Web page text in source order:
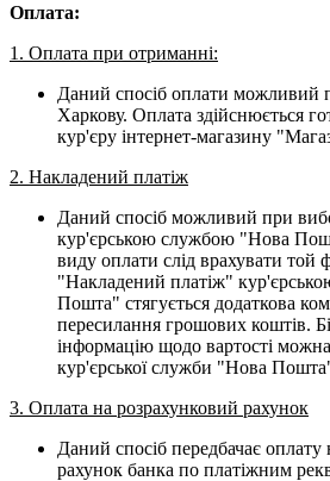
Оплата:
1. Оплата при отриманні:
Даний спосіб оплати можливий
Харкову. Оплата здійснюється
кур'єру інтернет-магазину
2. Накладений платіж
Даний спосіб можливий при
кур'єрською службою "Нова
виду оплати слід врахувати той
"Накладений платіж"
Пошта" стягується додаткова
пересилання грошових коштів.
інформацію щодо вартості
кур'єрської служби "Нова
3. Оплата на розрахунковий рахунок
Даний спосіб передбачає оплату
рахунок банка по платіжним